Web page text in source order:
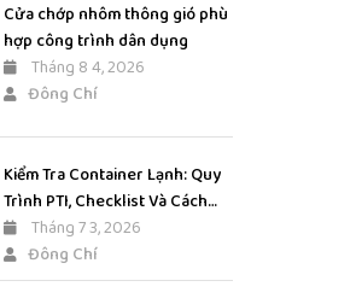
Cửa chớp nhôm thông gió phù
hợp công trình dân dụng
Tháng 8 4, 2026
Đông Chí
Kiểm Tra Container Lạnh: Quy
Trình PTI, Checklist Và Cách
Đánh Giá Chính Xác
Tháng 7 3, 2026
Đông Chí